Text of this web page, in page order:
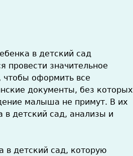
в детский сад
провести значительное
чтобы оформить все
документы, без которых
малыша не примут. В их
в детский сад, анализы и
в детский сад, которую